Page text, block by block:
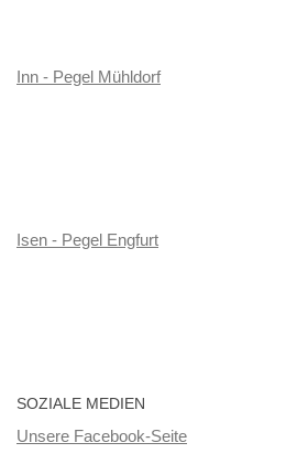
Inn - Pegel Mühldorf
Isen - Pegel Engfurt
SOZIALE MEDIEN
Unsere Facebook-Seite